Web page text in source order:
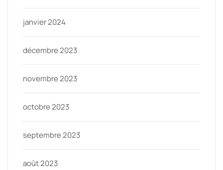
janvier 2024
décembre 2023
novembre 2023
octobre 2023
septembre 2023
août 2023